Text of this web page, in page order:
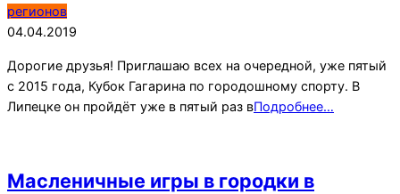
04
регионов
04.04.2019
Дорогие друзья! Приглашаю всех на очередной, уже пятый
с 2015 года, Кубок Гагарина по городошному спорту. В
Липецке он пройдёт уже в пятый раз вПодробнее…
Масленичные игры в городки в